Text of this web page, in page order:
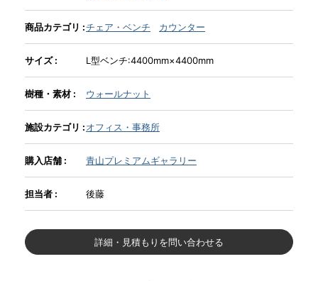
納品事例
INFORMATION
MOKUBA CHANNEL
よくあるご質問
商品カテゴリ :チェア・ベンチ カウンター
サイズ : L型ベンチ:4400mm×4400mm
樹種・素材 : ウォールナット
施設カテゴリ :オフィス・事務所
購入店舗 : 青山プレミアムギャラリー
担当者 : 後藤
詳細・見積もりを問い合わせる